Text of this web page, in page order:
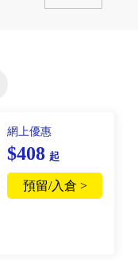
網上優惠
$408 起
預留/入倉 >